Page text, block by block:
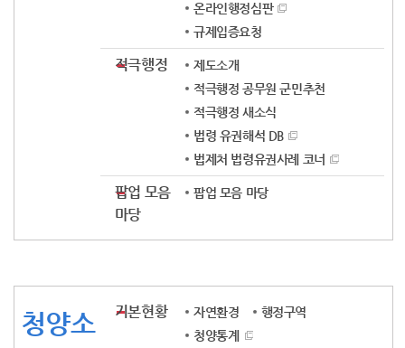
온라인행정심판
규제입증요청
적극행정
제도소개
적극행정 공무원 군민추천
적극행정 새소식
법령 유권해석 DB
법제처 법령유권사례 코너
팝업 모음
마당
팝업 모음 마당
청양소 기본현황 자연환경
행정구역
청양통계